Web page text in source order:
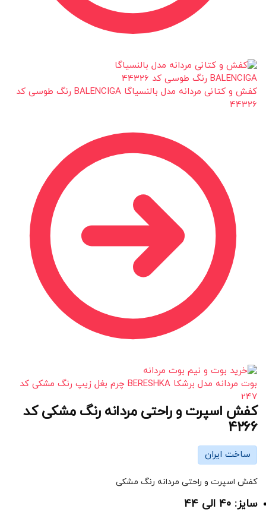
کفش و کتانی مردانه مدل بالنسیاگا BALENCIGA رنگ طوسی کد
44326
بوت مردانه مدل برشکا BERESHKA چرم بغل زیپ رنگ مشکی کد
247
کفش اسپرت و راحتی مردانه رنگ مشکی کد
4266
ساخت ایران
کفش اسپرت و راحتی مردانه رنگ مشکی
سایز: 40 الی 44